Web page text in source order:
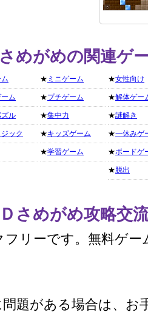
めがめの関連ゲ
ム
ズル
ック
★ ミニゲーム
★プチゲーム
★集中力
★キッズゲーム
★学習ゲーム
★女性向け
★解体ゲー
★謎解き
★一休みゲ
★ボードゲ
★ 脱出
さめがめ攻略交
リーです。無料ゲー
題がある場合は、お